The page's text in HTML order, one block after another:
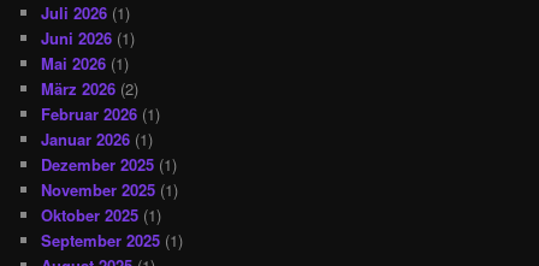
Juli 2026 (1)
Juni 2026 (1)
Mai 2026 (1)
März 2026 (2)
Februar 2026 (1)
Januar 2026 (1)
Dezember 2025 (1)
November 2025 (1)
Oktober 2025 (1)
September 2025 (1)